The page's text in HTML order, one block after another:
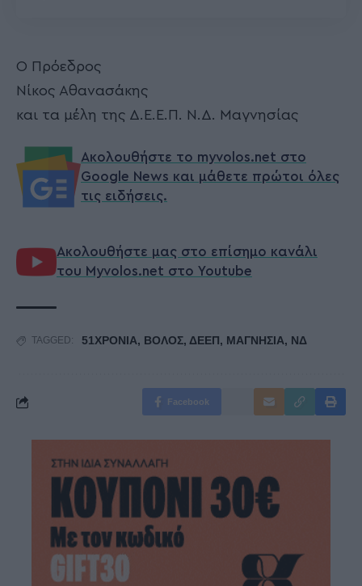
Ο Πρόεδρος
Νίκος Αθανασάκης
και τα μέλη της Δ.Ε.Ε.Π. Ν.Δ. Μαγνησίας
Ακολουθήστε το myvolos.net στο
Google News και μάθετε πρώτοι όλες
τις ειδήσεις.
Ακολουθήστε μας στο επίσημο κανάλι
του Myvolos.net στο Youtube
TAGGED: 51ΧΡΟΝΙΑ, ΒΟΛΟΣ, ΔΕΕΠ, ΜΑΓΝΗΣΙΑ, ΝΔ
Facebook